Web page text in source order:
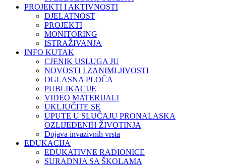
PROJEKTI I AKTIVNOSTI
DJELATNOST
PROJEKTI
MONITORING
ISTRAŽIVANJA
INFO KUTAK
CJENIK USLUGA JU
NOVOSTI I ZANIMLJIVOSTI
OGLASNA PLOČA
PUBLIKACIJE
VIDEO MATERIJALI
UKLJUČITE SE
UPUTE U SLUČAJU PRONALASKA
OZLIJEĐENIH ŽIVOTINJA
Dojava invazivnih vrsta
EDUKACIJA
EDUKATIVNE RADIONICE
SURADNJA SA ŠKOLAMA